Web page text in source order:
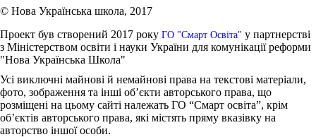
© Нова Українська школа, 2017
Проект був створений 2017 року ГО "Смарт Освіта" у партнерстві
з Міністерством освіти і науки України для комунікації реформи
"Нова Українська Школа"
Усі виключні майнові й немайнові права на текстові матеріали,
фото, зображення та інші об’єкти авторського права, що
розміщені на цьому сайті належать ГО “Смарт освіта”, крім
об’єктів авторського права, які містять пряму вказівку на
авторство іншої особи.